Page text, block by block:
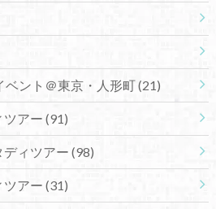
ベント＠東京・人形町(21)
ツアー (91)
ィツアー (98)
ツアー (31)